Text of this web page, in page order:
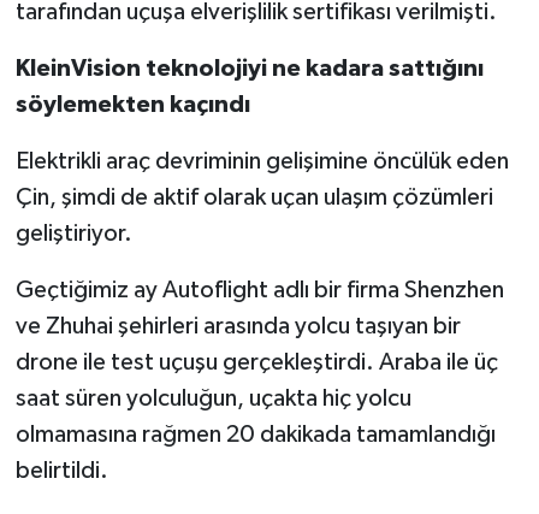
tarafından uçuşa elverişlilik sertifikası verilmişti.
KleinVision teknolojiyi ne kadara sattığını
söylemekten kaçındı
Elektrikli araç devriminin gelişimine öncülük eden
Çin, şimdi de aktif olarak uçan ulaşım çözümleri
geliştiriyor.
Geçtiğimiz ay Autoflight adlı bir firma Shenzhen
ve Zhuhai şehirleri arasında yolcu taşıyan bir
drone ile test uçuşu gerçekleştirdi. Araba ile üç
saat süren yolculuğun, uçakta hiç yolcu
olmamasına rağmen 20 dakikada tamamlandığı
belirtildi.